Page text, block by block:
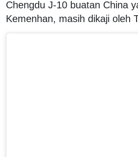
Chengdu J-10 buatan China
Kemenhan, masih dikaji oleh